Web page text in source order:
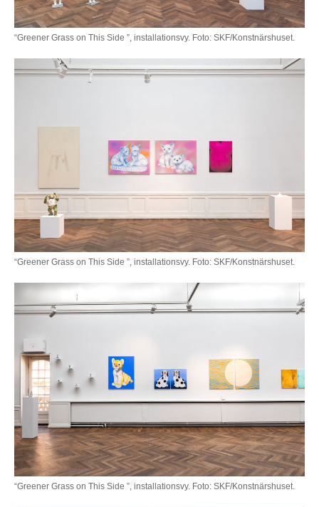
“Greener Grass on This Side ”, installationsvy. Foto: SKF/Konstnärshuset.
“Greener Grass on This Side ”, installationsvy. Foto: SKF/Konstnärshuset.
“Greener Grass on This Side ”, installationsvy. Foto: SKF/Konstnärshuset.